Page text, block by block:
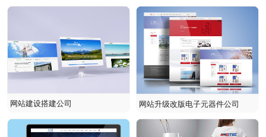
设计
宣传，进一步提升企业形象
网站建设搭建公司 网站升级改版电子元器件公司